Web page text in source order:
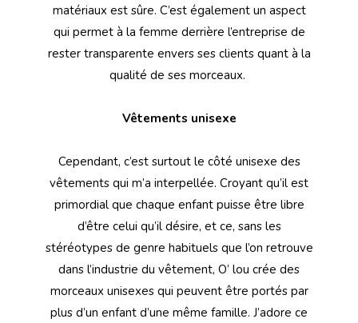
matériaux est sûre. C’est également un aspect
qui permet à la femme derrière l’entreprise de
rester transparente envers ses clients quant à la
qualité de ses morceaux.
Vêtements unisexe
Cependant, c’est surtout le côté unisexe des
vêtements qui m’a interpellée. Croyant qu’il est
primordial que chaque enfant puisse être libre
d’être celui qu’il désire, et ce, sans les
stéréotypes de genre habituels que l’on retrouve
dans l’industrie du vêtement, O’ lou crée des
morceaux unisexes qui peuvent être portés par
plus d’un enfant d’une même famille. J’adore ce